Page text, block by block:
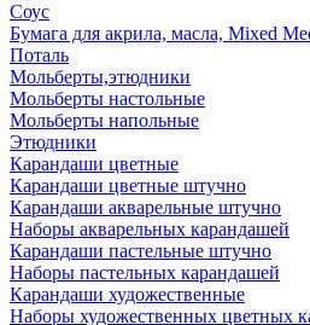
Соус
Бумага для акрила, масла, Mixed
Поталь
Мольберты,этюдники
Мольберты настольные
Мольберты напольные
Этюдники
Карандаши цветные
Карандаши цветные штучно
Карандаши акварельные штучно
Наборы акварельных карандашей
Карандаши пастельные штучно
Наборы пастельных карандашей
Карандаши художественные
Наборы художественных цветных